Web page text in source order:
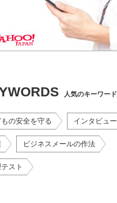
人気のキーワード
の安全を守る インタビュー
ビジネスメールの作法
スト